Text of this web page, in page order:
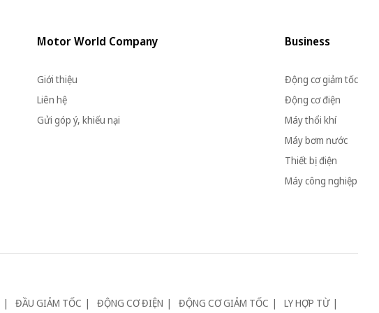
Motor World Company
Giới thiệu
Liên hệ
Gửi góp ý, khiếu nại
Business
Động cơ giảm tốc
Động cơ điện
Máy thổi khí
Máy bơm nước
Thiết bị điện
Máy công nghiệp
ĐẦU GIẢM TỐC ĐỘNG CƠ ĐIỆN ĐỘNG CƠ GIẢM TỐC
LY HỢP TỪ